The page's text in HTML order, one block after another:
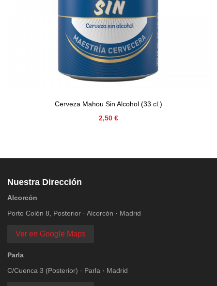
Cerveza Mahou Sin Alcohol (33 cl.)
Precio
2,50 €
Nuestra Dirección
Alcorcón
Porto Colón 8, Posterior · Alcorcón · Madrid
Ver en Google Maps
Parla
C/Cuenca 3 (Posterior) · Parla · Madrid